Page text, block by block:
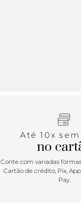
Até 10x
no
Conte com variadas
Cartão de crédito, Pix,
Pay.